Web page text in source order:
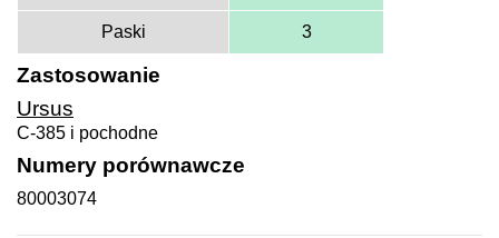
Paski 3
Zastosowanie
Ursus
C-385 i pochodne
Numery porównawcze
80003074